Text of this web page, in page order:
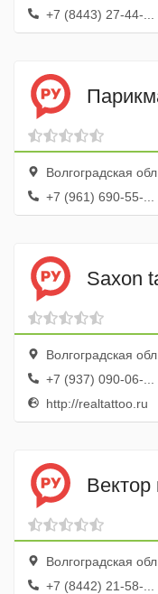
+7 (8443) 27-44-...
Волгоградская
+7 (961) 690-55-...
Saxon
Волгоградская обл.,
+7 (937) 090-06-...
http://realtattoo.ru
Вектор
Волгоградская обл.,
+7 (8442) 21-58-...